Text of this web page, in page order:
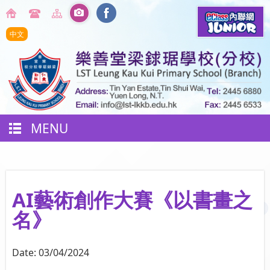
中文
MENU
AI藝術創作大賽《以書畫之
名》
Date: 03/04/2024